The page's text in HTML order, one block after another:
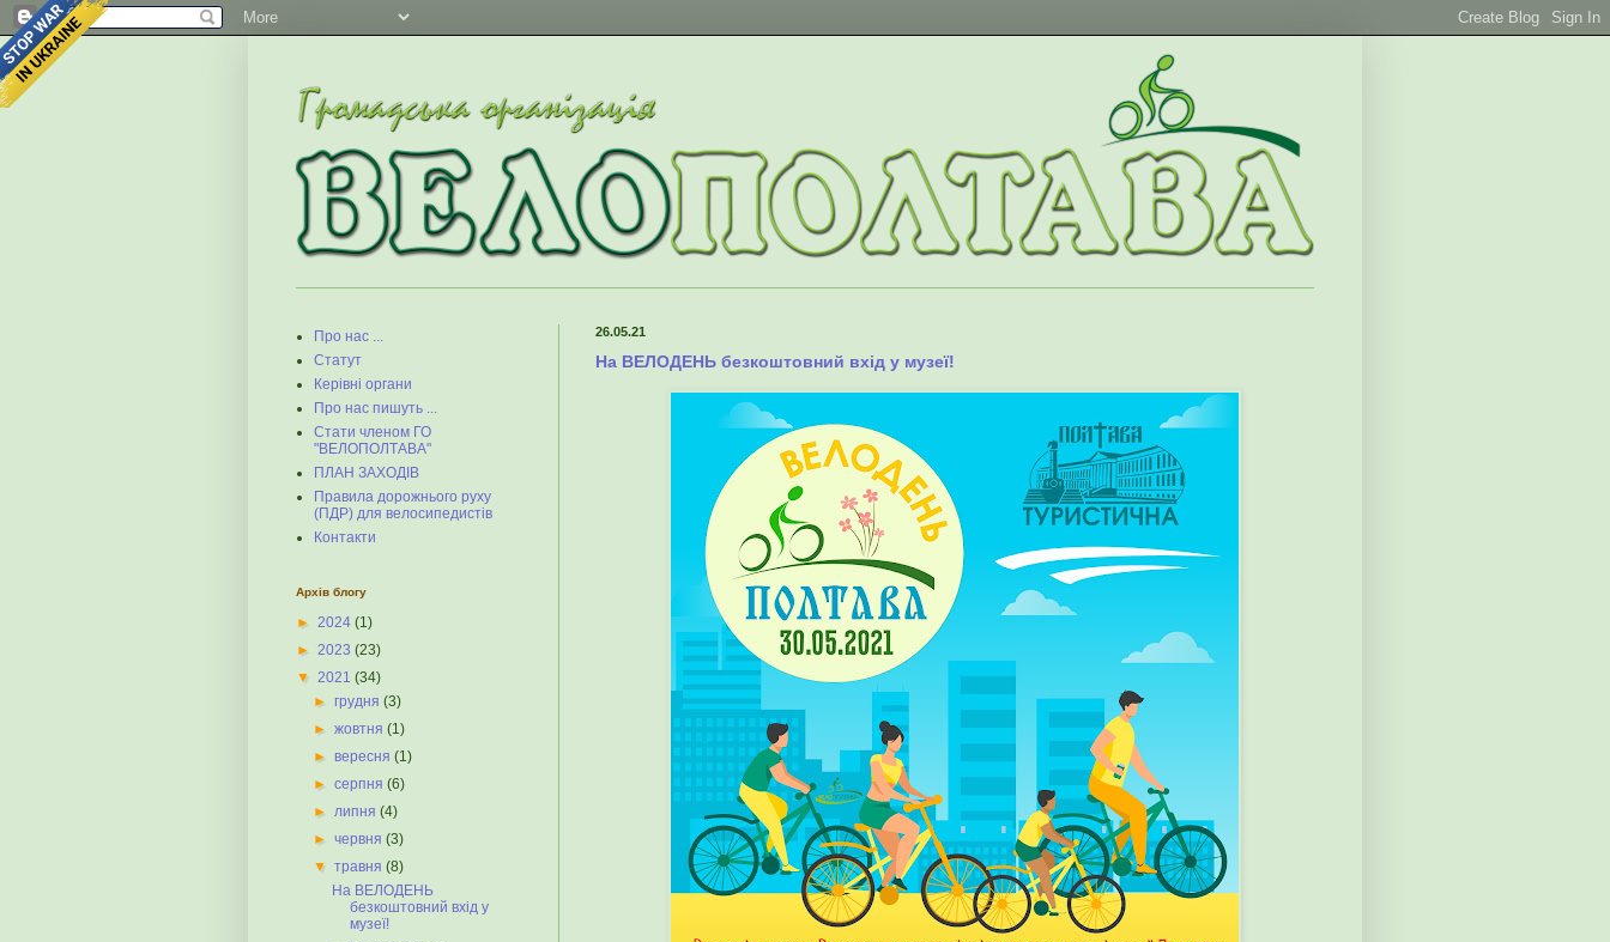
26.05.21
На ВЕЛОДЕНЬ безкоштовний вхід у музеї!
Про нас ...
Статут
Керівні органи
Про нас пишуть ...
Стати членом ГО
"ВЕЛОПОЛТАВА"
ПЛАН ЗАХОДІВ
Правила дорожнього руху
(ПДР) для велосипедистів
Контакти
Архів блогу
► 2024 (1)
► 2023 (23)
▼ 2021 (34)
►грудня(3)
►жовтня(1)
►вересня(1)
►серпня(6)
►липня(4)
►червня(3)
▼травня(8)
На ВЕЛОДЕНЬ
безкоштовний вхід у
музеї!